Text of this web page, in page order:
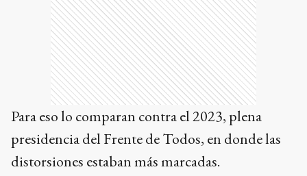
Para eso lo comparan contra el 2023, plena
presidencia del Frente de Todos, en donde las
distorsiones estaban más marcadas.